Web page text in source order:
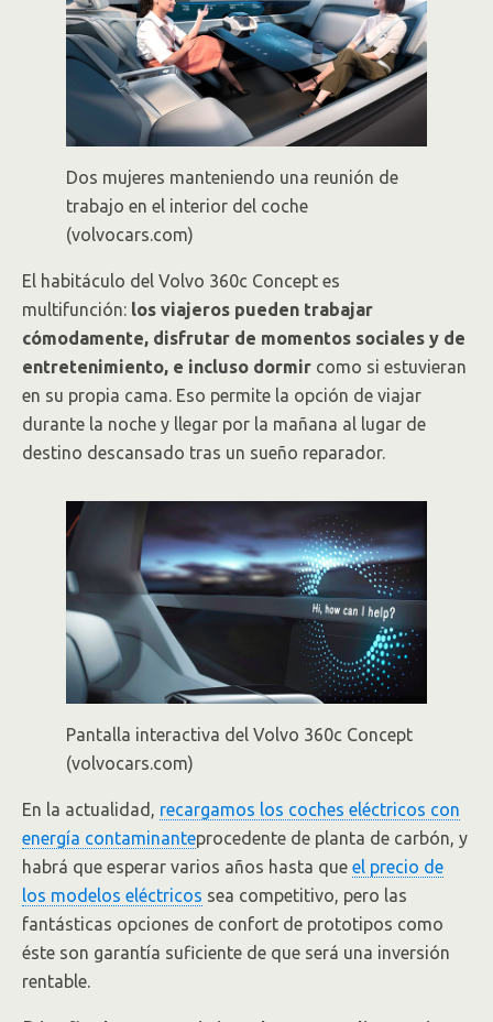
Dos mujeres manteniendo una reunión de
trabajo en el interior del coche
(volvocars.com)
El habitáculo del Volvo 360c Concept es
multifunción: los viajeros pueden trabajar
cómodamente, disfrutar de momentos sociales y de
entretenimiento, e incluso dormir como si estuvieran
en su propia cama. Eso permite la opción de viajar
durante la noche y llegar por la mañana al lugar de
destino descansado tras un sueño reparador.
Pantalla interactiva del Volvo 360c Concept
(volvocars.com)
En la actualidad, recargamos los coches eléctricos con
energía contaminanteprocedente de planta de carbón, y
habrá que esperar varios años hasta que el precio de
los modelos eléctricos sea competitivo, pero las
fantásticas opciones de confort de prototipos como
éste son garantía suficiente de que será una inversión
rentable.